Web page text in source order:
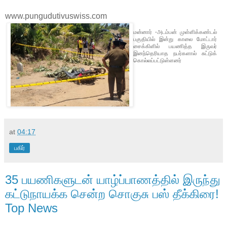
www.pungudutivuswiss.com
மன்னார் -அடம்பன் முள்ளிக்கண்டல்
பகுதியில் இன்று காலை மோட்டார்
சைக்கிளில் பயணித்த இருவர்
இனந்தெரியாத நபர்களால் சுட்டுக்
கொல்லப்பட்டுள்ளனர்
at 04:17
பகிர்
35 பயணிகளுடன் யாழ்ப்பாணத்தில் இருந்து
கட்டுநாயக்க சென்ற சொகுசு பஸ் தீக்கிரை!
Top News